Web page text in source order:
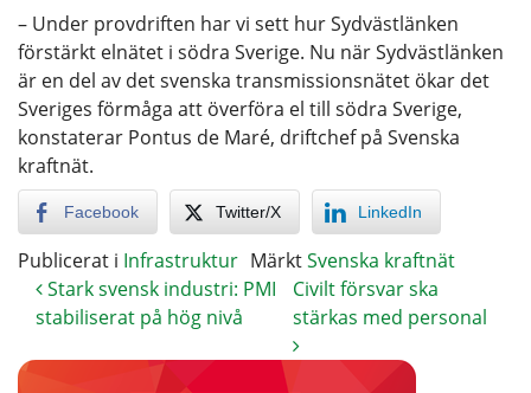
– Under provdriften har vi sett hur Sydvästlänken
förstärkt elnätet i södra Sverige. Nu när Sydvästlänken
är en del av det svenska transmissionsnätet ökar det
Sveriges förmåga att överföra el till södra Sverige,
konstaterar Pontus de Maré, driftchef på Svenska
kraftnät.
Facebook Twitter/X LinkedIn
Publicerat i Infrastruktur MärktSvenska kraftnät
Stark svensk industri: PMI
stabiliserat på hög nivå
Civilt försvar ska
stärkas med personal